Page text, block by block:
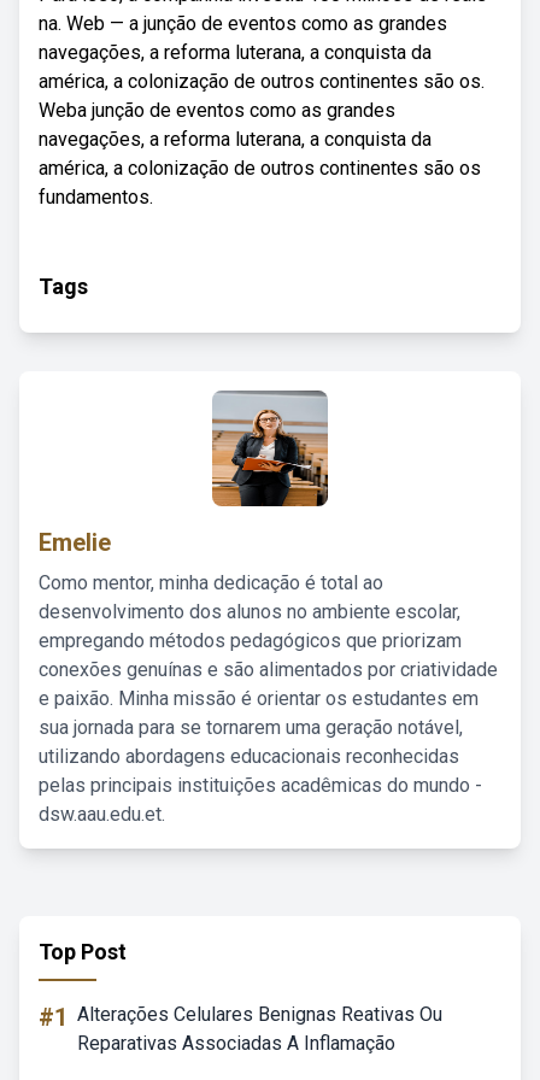
na. Web — a junção de eventos como as grandes
navegações, a reforma luterana, a conquista da
américa, a colonização de outros continentes são os.
Weba junção de eventos como as grandes
navegações, a reforma luterana, a conquista da
américa, a colonização de outros continentes são os
fundamentos.
Tags
Emelie
Como mentor, minha dedicação é total ao
desenvolvimento dos alunos no ambiente escolar,
empregando métodos pedagógicos que priorizam
conexões genuínas e são alimentados por criatividade
e paixão. Minha missão é orientar os estudantes em
sua jornada para se tornarem uma geração notável,
utilizando abordagens educacionais reconhecidas
pelas principais instituições acadêmicas do mundo -
dsw.aau.edu.et.
Top Post
#1 Alterações Celulares Benignas Reativas Ou
Reparativas Associadas A Inflamação